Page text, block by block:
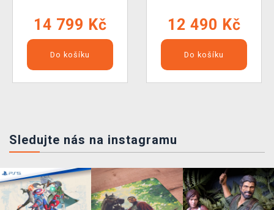
14 799 Kč
Do košíku
12 490 Kč
Do košíku
Sledujte nás na instagramu